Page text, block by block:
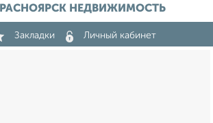
НЕДВИЖИМОСТЬ
Закладки Личный кабинет